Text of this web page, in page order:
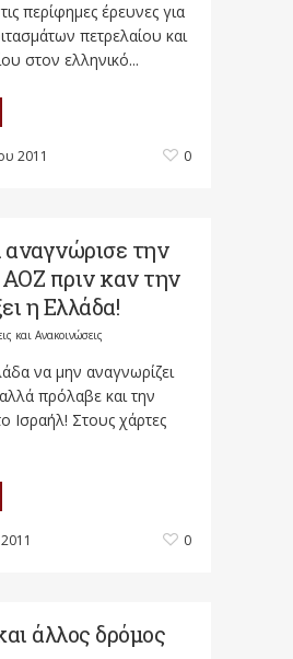
περίφημες έρευνες για
πετρελαίου και
στον ελληνικό...
2011 0
αναγνώρισε την
πριν καν την
η Ελλάδα!
και Ανακοινώσεις
να μην αναγνωρίζει
πρόλαβε και την
Ισραήλ! Στους χάρτες
0
άλλος δρόμος